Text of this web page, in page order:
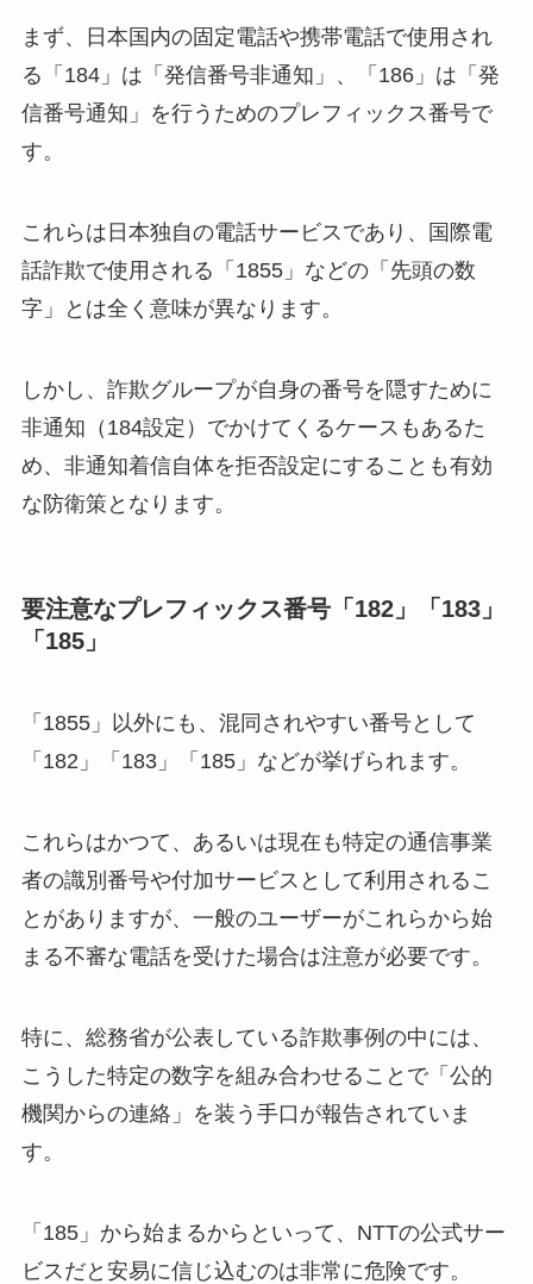
まず、日本国内の固定電話や携帯電話で使用され
る「184」は「発信番号非通知」、「186」は「発
信番号通知」を行うためのプレフィックス番号で
す。
これらは日本独自の電話サービスであり、国際電
話詐欺で使用される「1855」などの「先頭の数
字」とは全く意味が異なります。
しかし、詐欺グループが自身の番号を隠すために
非通知（184設定）でかけてくるケースもあるた
め、非通知着信自体を拒否設定にすることも有効
な防衛策となります。
要注意なプレフィックス番号「182」「183」
「185」
「1855」以外にも、混同されやすい番号として
「182」「183」「185」などが挙げられます。
これらはかつて、あるいは現在も特定の通信事業
者の識別番号や付加サービスとして利用されるこ
とがありますが、一般のユーザーがこれらから始
まる不審な電話を受けた場合は注意が必要です。
特に、総務省が公表している詐欺事例の中には、
こうした特定の数字を組み合わせることで「公的
機関からの連絡」を装う手口が報告されていま
す。
「185」から始まるからといって、NTTの公式サー
ビスだと安易に信じ込むのは非常に危険です。